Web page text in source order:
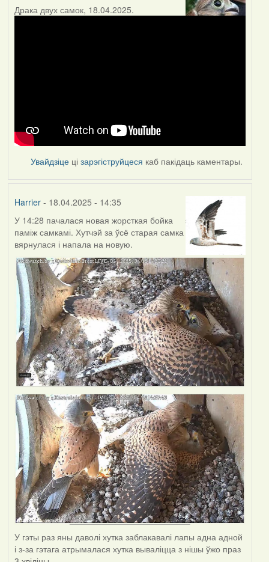
Драка двух самок, 18.04.2025.
Увайдзіце цізарэгіструйцеся каб пакідаць каментары.
Harrier- 18.04.2025 - 14:35
У 14:28 пачалася новая жорсткая бойка
паміж самкамі. Хутчэй за ўсё старая самка
вярнулася і напала на новую.
У гэты раз яны даволі хутка заблакавалі лапы адна адной
і з-за гэтага атрымалася хутка вываліцца з нішы ўжо праз